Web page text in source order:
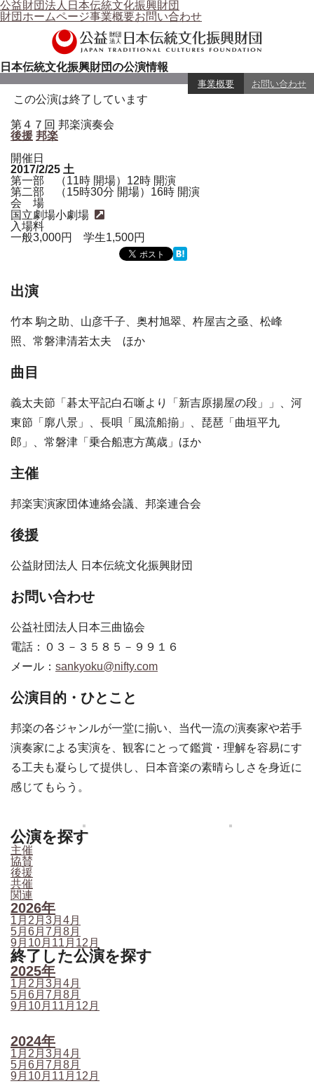
公益財団法人日本伝統文化振興財団
財団ホームページ事業概要お問い合わせ
日本伝統文化振興財団の公演情報
事業概要 お問い合わせ
この公演は終了しています
第４７回 邦楽演奏会
後援 邦楽
開催日
2017/2/25 土
第一部 （11時 開場）12時 開演
第二部 （15時30分 開場）16時 開演
会 場
国立劇場小劇場
入場料
一般3,000円 学生1,500円
出演
竹本 駒之助、山彦千子、奥村旭翠、杵屋吉之亟、松峰
照、常磐津清若太夫 ほか
曲目
義太夫節「碁太平記白石噺より「新吉原揚屋の段」」、河
東節「廓八景」、長唄「風流船揃」、琵琶「曲垣平九
郎」、常磐津「乗合船恵方萬歳」ほか
主催
邦楽実演家団体連絡会議、邦楽連合会
後援
公益財団法人 日本伝統文化振興財団
お問い合わせ
公益社団法人日本三曲協会
電話：０３－３５８５－９９１６
メール： sankyoku@nifty.com
公演目的・ひとこと
邦楽の各ジャンルが一堂に揃い、当代一流の演奏家や若手
演奏家による実演を、観客にとって鑑賞・理解を容易にす
る工夫も凝らして提供し、日本音楽の素晴らしさを身近に
感じてもらう。
公演を探す
主催
協賛
後援
共催
関連
2026年
1月 2月 3月 4月
5月 6月 7月 8月
9月 10月 11月 12月
終了した公演を探す
2025年
1月 2月 3月 4月
5月 6月 7月 8月
9月 10月 11月 12月
2024年
1月 2月 3月 4月
5月 6月 7月 8月
9月 10月 11月 12月